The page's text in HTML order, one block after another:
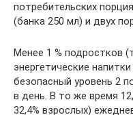
потребительских
(банка 250 мл) и двух
Менее 1 % подростков
энергети­ческие
безопасный уровень 2
в день. В то же время
32,4% взрослых)